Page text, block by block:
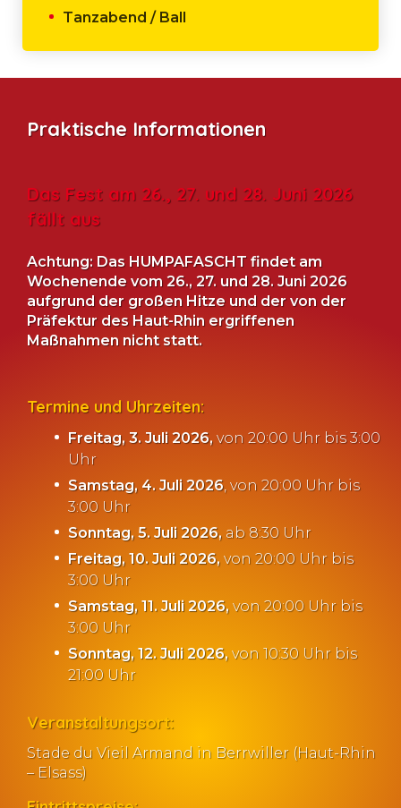
Tanzabend / Ball
Praktische Informationen
Das Fest am 26., 27. und 28. Juni 2026
fällt aus
Achtung: Das HUMPAFASCHT findet am
Wochenende vom 26., 27. und 28. Juni 2026
aufgrund der großen Hitze und der von der
Präfektur des Haut-Rhin ergriffenen
Maßnahmen nicht statt.
Termine und Uhrzeiten:
Freitag, 3. Juli 2026, von 20:00 Uhr bis 3:00
Uhr
Samstag, 4. Juli 2026, von 20:00 Uhr bis
3:00 Uhr
Sonntag, 5. Juli 2026, ab 8:30 Uhr
Freitag, 10. Juli 2026, von 20:00 Uhr bis
3:00 Uhr
Samstag, 11. Juli 2026, von 20:00 Uhr bis
3:00 Uhr
Sonntag, 12. Juli 2026, von 10:30 Uhr bis
21:00 Uhr
Veranstaltungsort:
Stade du Vieil Armand in Berrwiller (Haut-Rhin
– Elsass)